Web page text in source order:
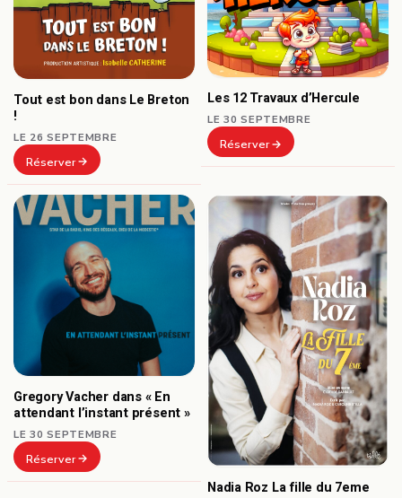
Tout est bon dans Le Breton
!
LE 26 SEPTEMBRE
Réserver
Les 12 Travaux d’Hercule
LE 30 SEPTEMBRE
Réserver
Gregory Vacher dans « En
attendant l’instant présent »
LE 30 SEPTEMBRE
Réserver
Nadia Roz La fille du 7eme